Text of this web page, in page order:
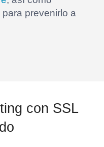
prevenirlo a
con SSL